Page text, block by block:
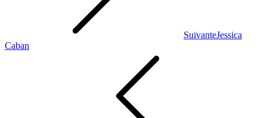
SuivanteJessica
Caban